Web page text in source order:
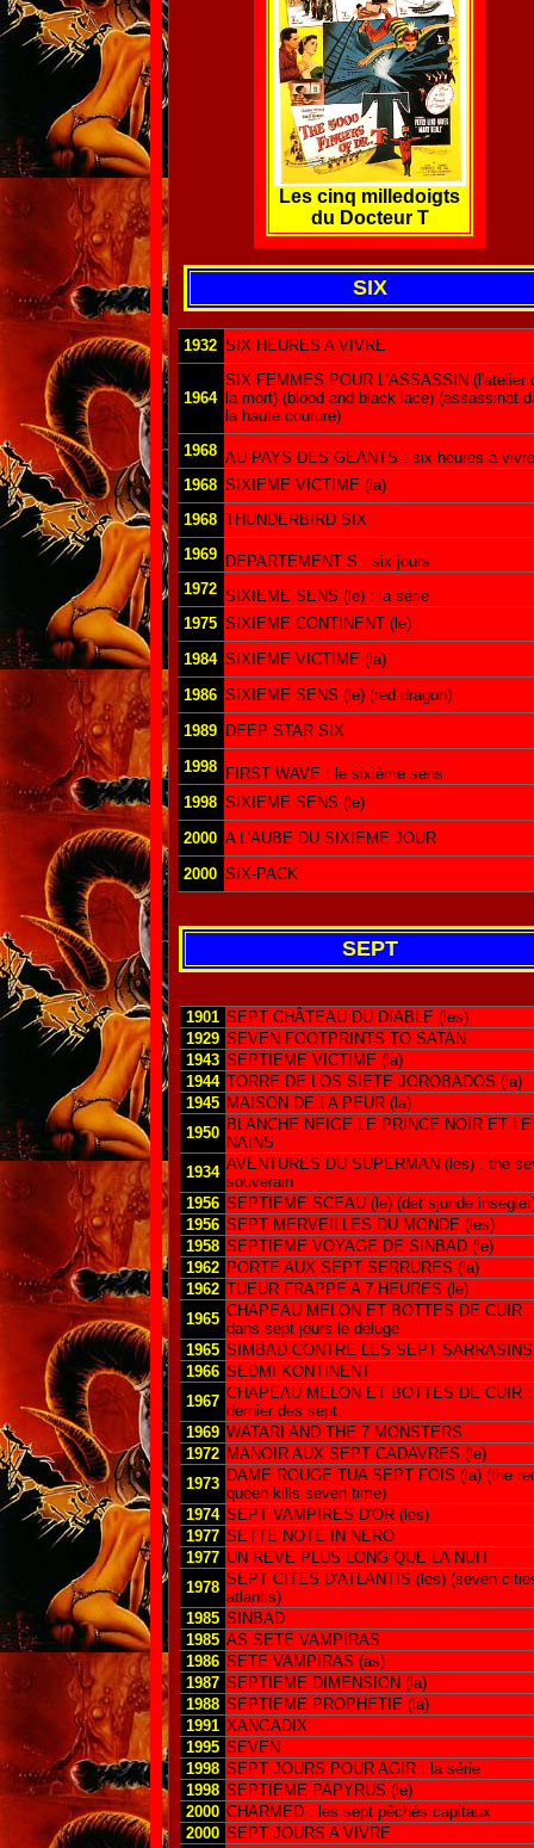
Les cinq milledoigts
du Docteur T
SIX
1932 SIX HEURES A VIVRE
1964
SIX FEMMES POUR L'ASSASSIN (l'atelier
la mort) (blood and black lace) (assassinat
la haute couture)
1968 AU PAYS DES GEANTS : six heures à vivre
1968 SIXIEME VICTIME (la)
1968 THUNDERBIRD SIX
1969 DEPARTEMENT S : six jours
1972 SIXIEME SENS (le) : la série
1975 SIXIEME CONTINENT (le)
1984 SIXIEME VICTIME (la)
1986 SIXIEME SENS (le) (red dragon)
1989 DEEP STAR SIX
1998 FIRST WAVE : le sixième sens
1998 SIXIEME SENS (le)
2000 A L'AUBE DU SIXIEME JOUR
2000 SIX-PACK
SEPT
1901 SEPT CHÂTEAU DU DIABLE (les)
1929 SEVEN FOOTPRINTS TO SATAN
1943 SEPTIEME VICTIME (la)
1944 TORRE DE LOS SIETE JOROBADOS (la)
1945 MAISON DE LA PEUR (la)
1950 BLANCHE NEIGE,LE PRINCE NOIR ET
NAINS
1934 AVENTURES DU SUPERMAN (les) : the
souverain
1956 SEPTIEME SCEAU (le) (det sjunde
1956 SEPT MERVEILLES DU MONDE (les)
1958 SEPTIEME VOYAGE DE SINBAD (le)
1962 PORTE AUX SEPT SERRURES (la)
1962 TUEUR FRAPPE A 7 HEURES (le)
1965 CHAPEAU MELON ET BOTTES DE CUIR :
dans sept jours le déluge
1965 SIMBAD CONTRE LES SEPT SARRASINS
1966 SEDMI KONTINENT
1967 CHAPEAU MELON ET BOTTES DE CUIR
dernier des sept.
1969 WATARI AND THE 7 MONSTERS
1972 MANOIR AUX SEPT CADAVRES (le)
1973 DAME ROUGE TUA SEPT FOIS (la) (the
queen kills seven time)
1974 SEPT VAMPIRES D'OR (les)
1977 SETTE NOTE IN NERO
1977 UN REVE PLUS LONG QUE LA NUIT
1978 SEPT CITES D'ATLANTIS (les) (seven
atlantis)
1985 SINBAD
1985 AS SETE VAMPIRAS
1986 SETE VAMPIRAS (as)
1987 SEPTIEME DIMENSION (la)
1988 SEPTIEME PROPHETIE (la)
1991 XANGADIX
1995 SEVEN
1998 SEPT JOURS POUR AGIR : la série
1998 SEPTIEME PAPYRUS (le)
2000 CHARMED : les sept pêchés capitaux
2000 SEPT JOURS A VIVRE